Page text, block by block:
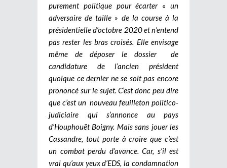
purement politique pour écarter « un
adversaire de taille » de la course à la
présidentielle d’octobre 2020 et n’entend
pas rester les bras croisés. Elle envisage
même de déposer le dossier de
candidature de l’ancien président
quoique ce dernier ne se soit pas encore
prononcé sur le sujet. C’est donc peu dire
que c’est un nouveau feuilleton politico-
judiciaire qui s’annonce au pays
d’Houphouët Boigny. Mais sans jouer les
Cassandre, tout porte à croire que c’est
un combat perdu d’avance. Car, s’il est
vrai qu’aux yeux d’EDS, la condamnation